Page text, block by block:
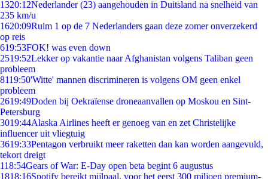
1320:12Nederlander (23) aangehouden in Duitsland na snelheid van
235 km/u
1620:09Ruim 1 op de 7 Nederlanders gaan deze zomer onverzekerd
op reis
619:53FOK! was even down
2519:52Lekker op vakantie naar Afghanistan volgens Taliban geen
probleem
8119:50'Witte' mannen discrimineren is volgens OM geen enkel
probleem
2619:49Doden bij Oekraïense droneaanvallen op Moskou en Sint-
Petersburg
3019:44Alaska Airlines heeft er genoeg van en zet Christelijke
influencer uit vliegtuig
3619:33Pentagon verbruikt meer raketten dan kan worden aangevuld,
tekort dreigt
118:54Gears of War: E-Day open beta begint 6 augustus
1818:16Spotify bereikt mijlpaal, voor het eerst 300 miljoen premium-